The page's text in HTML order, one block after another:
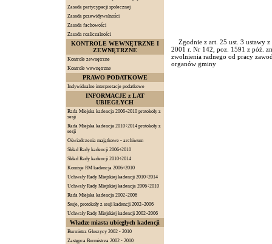
Zasada partycypacji społecznej
Zasada przewidywalności
Zasada fachowości
Zasada rozliczalności
KONTROLE WEWNĘTRZNE I
ZEWNĘTRZNE
Kontrole zewnętrzne
Kontrole wewnętrzne
PRAWO PODATKOWE
Indywidualne interpretacje podatkowe
INFORMACJE z LAT
UBIEGŁYCH
Rada Miejska kadencja 2006÷2010 protokoły z
sesji
Rada Miejska kadencja 2010÷2014 protokoły z
sesji
Oświadczenia majątkowe - archiwum
Skład Rady kadencji 2006÷2010
Skład Rady kadencji 2010÷2014
Komisje RM kadencja 2006÷2010
Uchwały Rady Miejskiej kadencji 2010÷2014
Uchwały Rady Miejskiej kadencja 2006÷2010
Rada Miejska kadencja 2002÷2006
Sesje, protokoły z sesji kadencji 2002÷2006
Uchwały Rady Miejskiej kadencji 2002÷2006
Władze miasta ubiegłych kadencji
Burmistrz Głuszycy 2002 - 2010
Zastępca Burmistrza 2002 - 2010
Zgodnie z art. 25 ust. 3 ustawy z
2001 r. Nr 142, poz. 1591 z póź.
zwolnienia radnego od pracy
organów gminy